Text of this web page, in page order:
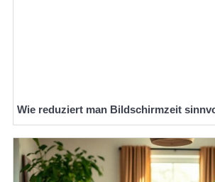
Wie reduziert man Bildschirmzeit